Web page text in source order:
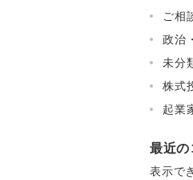
ご相
政治
未分
株式
起業
最近の
表示で